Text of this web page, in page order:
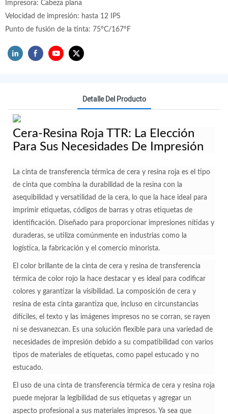
Impresora: Cabeza plana
Velocidad de impresión: hasta 12 IPS
Punto de fusión de la tinta: 75°C/167°F
Detalle Del Producto
Cera-Resina Roja TTR: La Elección
Para Sus Necesidades De Impresión
La cinta de transferencia térmica de cera y resina roja es el tipo
de cinta que combina la durabilidad de la resina con la
asequibilidad y versatilidad de la cera, lo que la hace ideal para
imprimir etiquetas, códigos de barras y otras etiquetas de
identificación. Diseñado para proporcionar impresiones nítidas y
duraderas, se utiliza comúnmente en industrias como la
logística, la fabricación y el comercio minorista.
El color brillante de la cinta de cera y resina de transferencia
térmica de color rojo la hace destacar y es ideal para codificar
colores y garantizar la visibilidad. La composición de cera y
resina de esta cinta garantiza que, incluso en circunstancias
difíciles, el texto y las imágenes impresos no se corran, se rayen
ni se desvanezcan. Es una solución flexible para una variedad de
necesidades de impresión debido a su compatibilidad con varios
tipos de materiales de etiquetas, como papel estucado y no
estucado.
El uso de una cinta de transferencia térmica de cera y resina roja
puede mejorar la legibilidad de sus etiquetas y agregar un
aspecto profesional a sus materiales impresos. Ya sea que